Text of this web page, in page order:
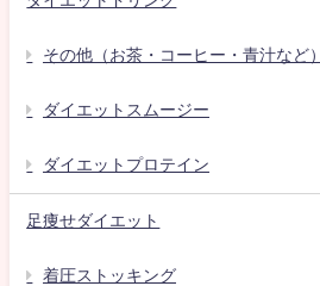
その他（お茶・コーヒー・青汁など）
ダイエットスムージー
ダイエットプロテイン
足痩せダイエット
着圧ストッキング